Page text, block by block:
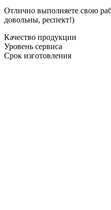
Отлично выполняете свою
довольны, респект!)
Качество продукции
Уровень сервиса
Срок изготовления